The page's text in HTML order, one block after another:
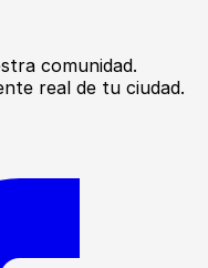
comunidad.
real de tu ciudad.